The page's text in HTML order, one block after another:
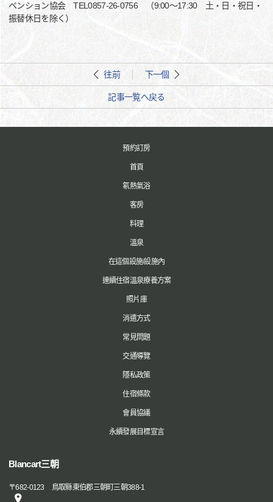
ベンション協会 TEL0857-26-0756 （9:00～17:30 土・日・祝日・
振替休日を除く）
往前 下一個
記事一覧へ戻る
預約訂房
首頁
氡熱氣浴
客房
料理
溫泉
在這個設施/設施內
連續住宿溫泉療養方案
照片庫
消遣方式
常見問題
交通導覽
隱私政策
住宿條款
會員協議
永續發展目標宣言
Blancart三朝
〒682-0123 鳥取縣東伯郡三朝町三朝388-1